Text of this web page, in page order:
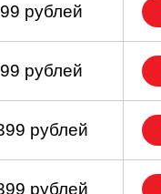
рублей
рублей
рублей
рублей